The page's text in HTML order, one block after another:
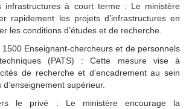
infrastructures à court terme : Le ministère
rapidement les projets d’infrastructures en
les conditions d’études et de recherche.
Enseignant-chercheurs et de personnels
(PATS) : Cette mesure vise à
de recherche et d’encadrement au sein
supérieur.
le privé : Le ministère encourage la